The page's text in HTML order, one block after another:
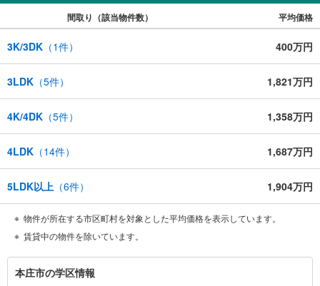
間取り（該当物件数） 平均価格
3K/3DK （1件） 400万円
3LDK （5件） 1,821万円
4K/4DK （5件） 1,358万円
4LDK （14件） 1,687万円
5LDK以上 （6件） 1,904万円
物件が所在する市区町村を対象とした平均価格を表示しています。
賃貸中の物件を除いています。
本
庄
本庄市の学区情報